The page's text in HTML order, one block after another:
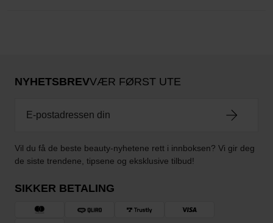
NYHETSBREVVÆR FØRST UTE
Vil du få de beste beauty-nyhetene rett i innboksen? Vi gir deg
de siste trendene, tipsene og eksklusive tilbud!
SIKKER BETALING